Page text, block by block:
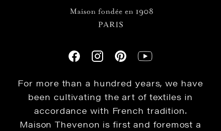
For more than a hundred years, we have
been cultivating the art of textiles in
accordance with French tradition.
Maison Thevenon is first and foremost a